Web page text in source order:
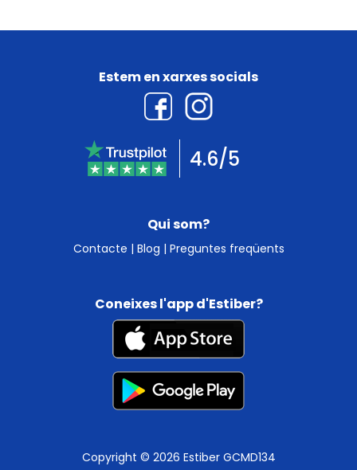
Qui som?
Contacte | Blog | Preguntes freqüents
Estem en xarxes socials
4.6/5
Coneixes l'app d'Estiber?
Copyright © 2026 Estiber GCMD134